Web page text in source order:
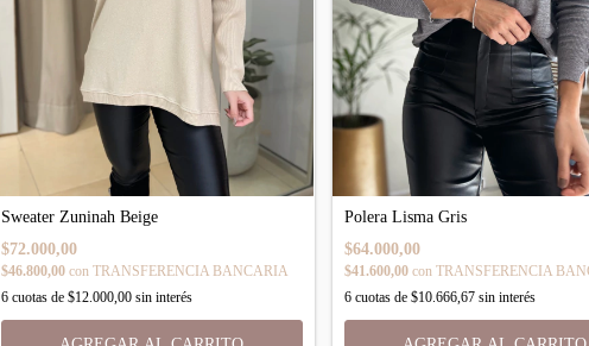
Sweater Zuninah Beige
$72.000,00
$46.800,00 con TRANSFERENCIA BANCARIA
6cuotas de $12.000,00sin interés
Polera Lisma Gris
$64.000,00
$41.600,00 con TRANSFERENCIA
6cuotas de $10.666,67sin interés